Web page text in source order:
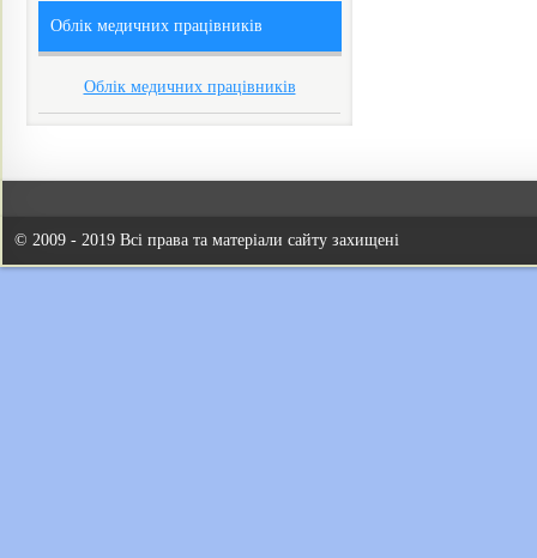
Облік медичних працівників
Облік медичних працівників
© 2009 - 2019 Всі права та матеріали сайту захищені